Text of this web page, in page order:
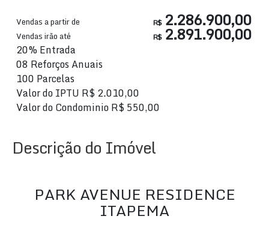
R$2.286.900,00
Vendas a partir de
R$2.891.900,00
Vendas irão até
20% Entrada
08 Reforços Anuais
100 Parcelas
Valor do IPTU R$2.010,00
Valor do CondominioR$550,00
Descrição do Imóvel
PARK AVENUE RESIDENCE
ITAPEMA